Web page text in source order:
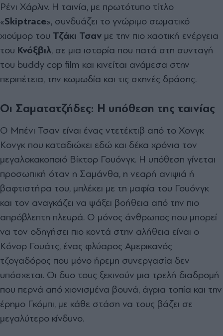
Ρένι Χάρλιν. Η ταινία, με πρωτότυπο τίτλο
«Skiptrace», συνδυάζει το γνώριμο σωματικό
χιούμορ του Τζάκι Τσαν με την πιο χαοτική ενέργεια
του Κνόξβιλ, σε μια ιστορία που πατά στη συνταγή
του buddy cop film και κινείται ανάμεσα στην
περιπέτεια, την κωμωδία και τις σκηνές δράσης.
Οι Σαματατζήδες: Η υπόθεση της ταινίας
Ο Μπένι Τσαν είναι ένας ντετέκτιβ από το Χονγκ
Κονγκ που καταδιώκει εδώ και δέκα χρόνια τον
μεγαλοκακοποιό Βίκτορ Γουόνγκ. Η υπόθεση γίνεται
προσωπική όταν η Σαμάνθα, η νεαρή ανιψιά ή
βαφτιστήρα του, μπλέκει με τη μαφία του Γουόνγκ
και τον αναγκάζει να ψάξει βοήθεια από την πιο
απρόβλεπτη πλευρά. Ο μόνος άνθρωπος που μπορεί
να τον οδηγήσει πιο κοντά στην αλήθεια είναι ο
Κόνορ Γουάτς, ένας φλύαρος Αμερικανός
τζογαδόρος που μόνο ήρεμη συνεργασία δεν
υπόσχεται. Οι δυο τους ξεκινούν μια τρελή διαδρομή
που περνά από χιονισμένα βουνά, άγρια τοπία και την
έρημο Γκόμπι, με κάθε στάση να τους βάζει σε
μεγαλύτερο κίνδυνο.